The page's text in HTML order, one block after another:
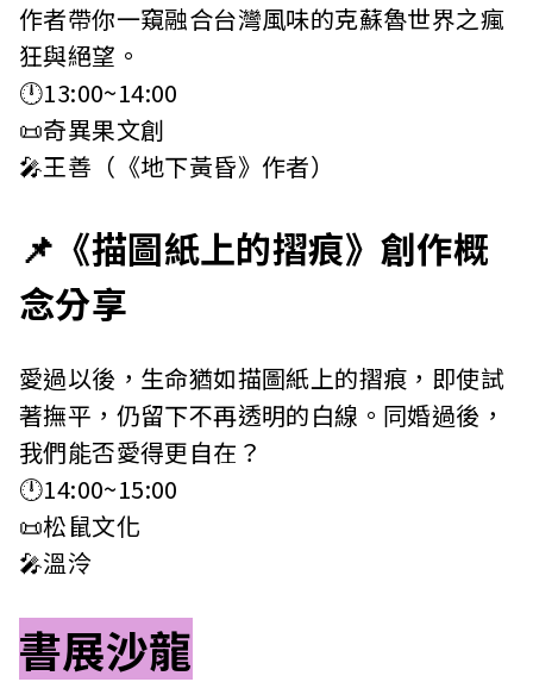
作者帶你一窺融合台灣風味的克蘇魯世界之瘋
狂與絕望。
🕛13:00~14:00
📜奇異果文創
🎤王善（《地下黃昏》作者）
📌《描圖紙上的摺痕》創作概
念分享
愛過以後，生命猶如描圖紙上的摺痕，即使試
著撫平，仍留下不再透明的白線。同婚過後，
我們能否愛得更自在？
🕛14:00~15:00
📜松鼠文化
🎤溫泠
書展沙龍